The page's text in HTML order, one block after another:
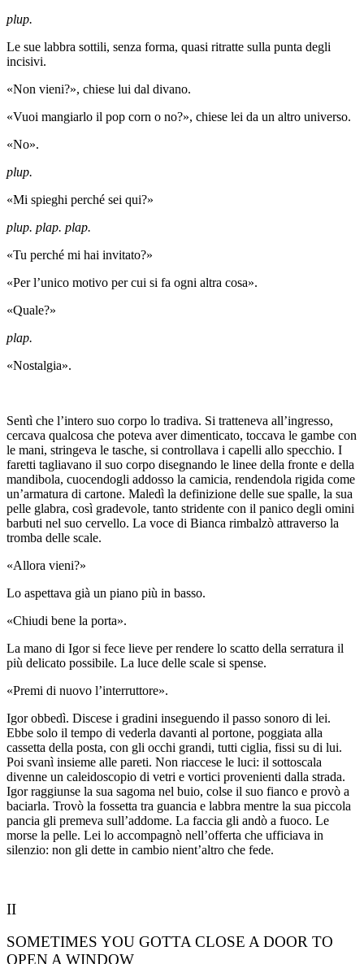
plup.
Le sue labbra sottili, senza forma, quasi ritratte sulla punta degli
incisivi.
«Non vieni?», chiese lui dal divano.
«Vuoi mangiarlo il pop corn o no?», chiese lei da un altro universo.
«No».
plup.
«Mi spieghi perché sei qui?»
plup. plap. plap.
«Tu perché mi hai invitato?»
«Per l’unico motivo per cui si fa ogni altra cosa».
«Quale?»
plap.
«Nostalgia».
Sentì che l’intero suo corpo lo tradiva. Si tratteneva all’ingresso,
cercava qualcosa che poteva aver dimenticato, toccava le gambe con
le mani, stringeva le tasche, si controllava i capelli allo specchio. I
faretti tagliavano il suo corpo disegnando le linee della fronte e della
mandibola, cuocendogli addosso la camicia, rendendola rigida come
un’armatura di cartone. Maledì la definizione delle sue spalle, la sua
pelle glabra, così gradevole, tanto stridente con il panico degli omini
barbuti nel suo cervello. La voce di Bianca rimbalzò attraverso la
tromba delle scale.
«Allora vieni?»
Lo aspettava già un piano più in basso.
«Chiudi bene la porta».
La mano di Igor si fece lieve per rendere lo scatto della serratura il
più delicato possibile. La luce delle scale si spense.
«Premi di nuovo l’interruttore».
Igor obbedì. Discese i gradini inseguendo il passo sonoro di lei.
Ebbe solo il tempo di vederla davanti al portone, poggiata alla
cassetta della posta, con gli occhi grandi, tutti ciglia, fissi su di lui.
Poi svanì insieme alle pareti. Non riaccese le luci: il sottoscala
divenne un caleidoscopio di vetri e vortici provenienti dalla strada.
Igor raggiunse la sua sagoma nel buio, colse il suo fianco e provò a
baciarla. Trovò la fossetta tra guancia e labbra mentre la sua piccola
pancia gli premeva sull’addome. La faccia gli andò a fuoco. Le
morse la pelle. Lei lo accompagnò nell’offerta che ufficiava in
silenzio: non gli dette in cambio nient’altro che fede.
II
SOMETIMES YOU GOTTA CLOSE A DOOR TO
OPEN A WINDOW